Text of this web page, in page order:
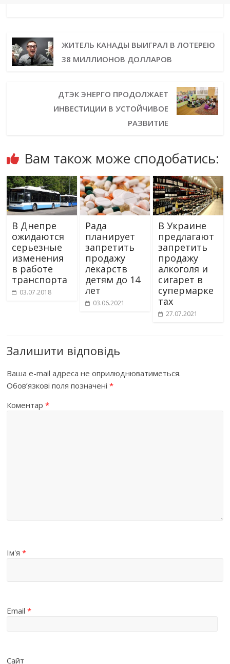
ЖИТЕЛЬ КАНАДЫ ВЫИГРАЛ В ЛОТЕРЕЮ
38 МИЛЛИОНОВ ДОЛЛАРОВ
ДТЭК ЭНЕРГО ПРОДОЛЖАЕТ
ИНВЕСТИЦИИ В УСТОЙЧИВОЕ
РАЗВИТИЕ
Вам також може сподобатись:
В Днепре
ожидаются
серьезные
изменения
в работе
транспорта
03.07.2018
Рада
планирует
запретить
продажу
лекарств
детям до 14
лет
03.06.2021
В Украине
предлагают
запретить
продажу
алкоголя и
сигарет в
супермарке
тах
27.07.2021
Залишити відповідь
Ваша e-mail адреса не оприлюднюватиметься.
Обов’язкові поля позначені*
Коментар*
Ім'я*
Email*
Сайт